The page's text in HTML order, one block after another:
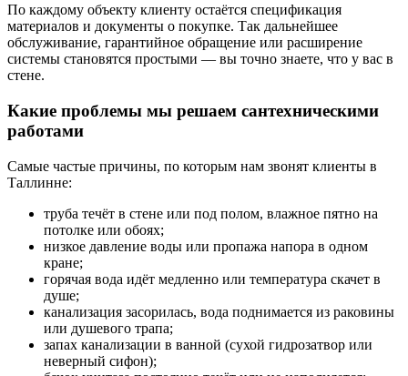
По каждому объекту клиенту остаётся спецификация
материалов и документы о покупке. Так дальнейшее
обслуживание, гарантийное обращение или расширение
системы становятся простыми — вы точно знаете, что у вас в
стене.
Какие проблемы мы решаем сантехническими
работами
Самые частые причины, по которым нам звонят клиенты в
Таллинне:
труба течёт в стене или под полом, влажное пятно на
потолке или обоях;
низкое давление воды или пропажа напора в одном
кране;
горячая вода идёт медленно или температура скачет в
душе;
канализация засорилась, вода поднимается из раковины
или душевого трапа;
запах канализации в ванной (сухой гидрозатвор или
неверный сифон);